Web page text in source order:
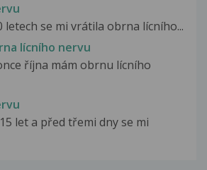
letech se mi vrátila obrna lícního...
lícního nervu
října mám obrnu lícního
let a před třemi dny se mi